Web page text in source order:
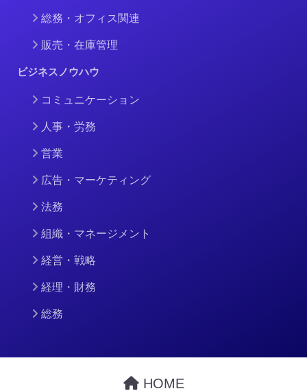
総務・オフィス関連
販売・在庫管理
ビジネスノウハウ
コミュニケーション
人事・労務
営業
広告・マーケティング
法務
組織・マネージメント
経営・戦略
経理・財務
総務
HOME